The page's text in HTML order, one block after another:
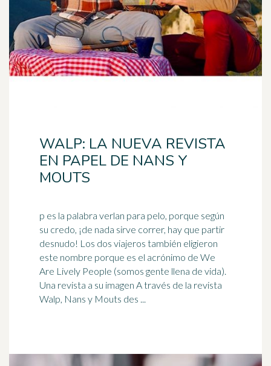
WALP: LA NUEVA REVISTA
EN PAPEL DE NANS Y
MOUTS
p es la palabra verlan para pelo, porque según
su credo, ¡de nada sirve correr, hay que partir
desnudo! Los dos viajeros también eligieron
este nombre porque es el acrónimo de We
Are Lively People (somos gente llena de vida).
Una revista a su imagen A través de la revista
Walp, Nans y Mouts des ...